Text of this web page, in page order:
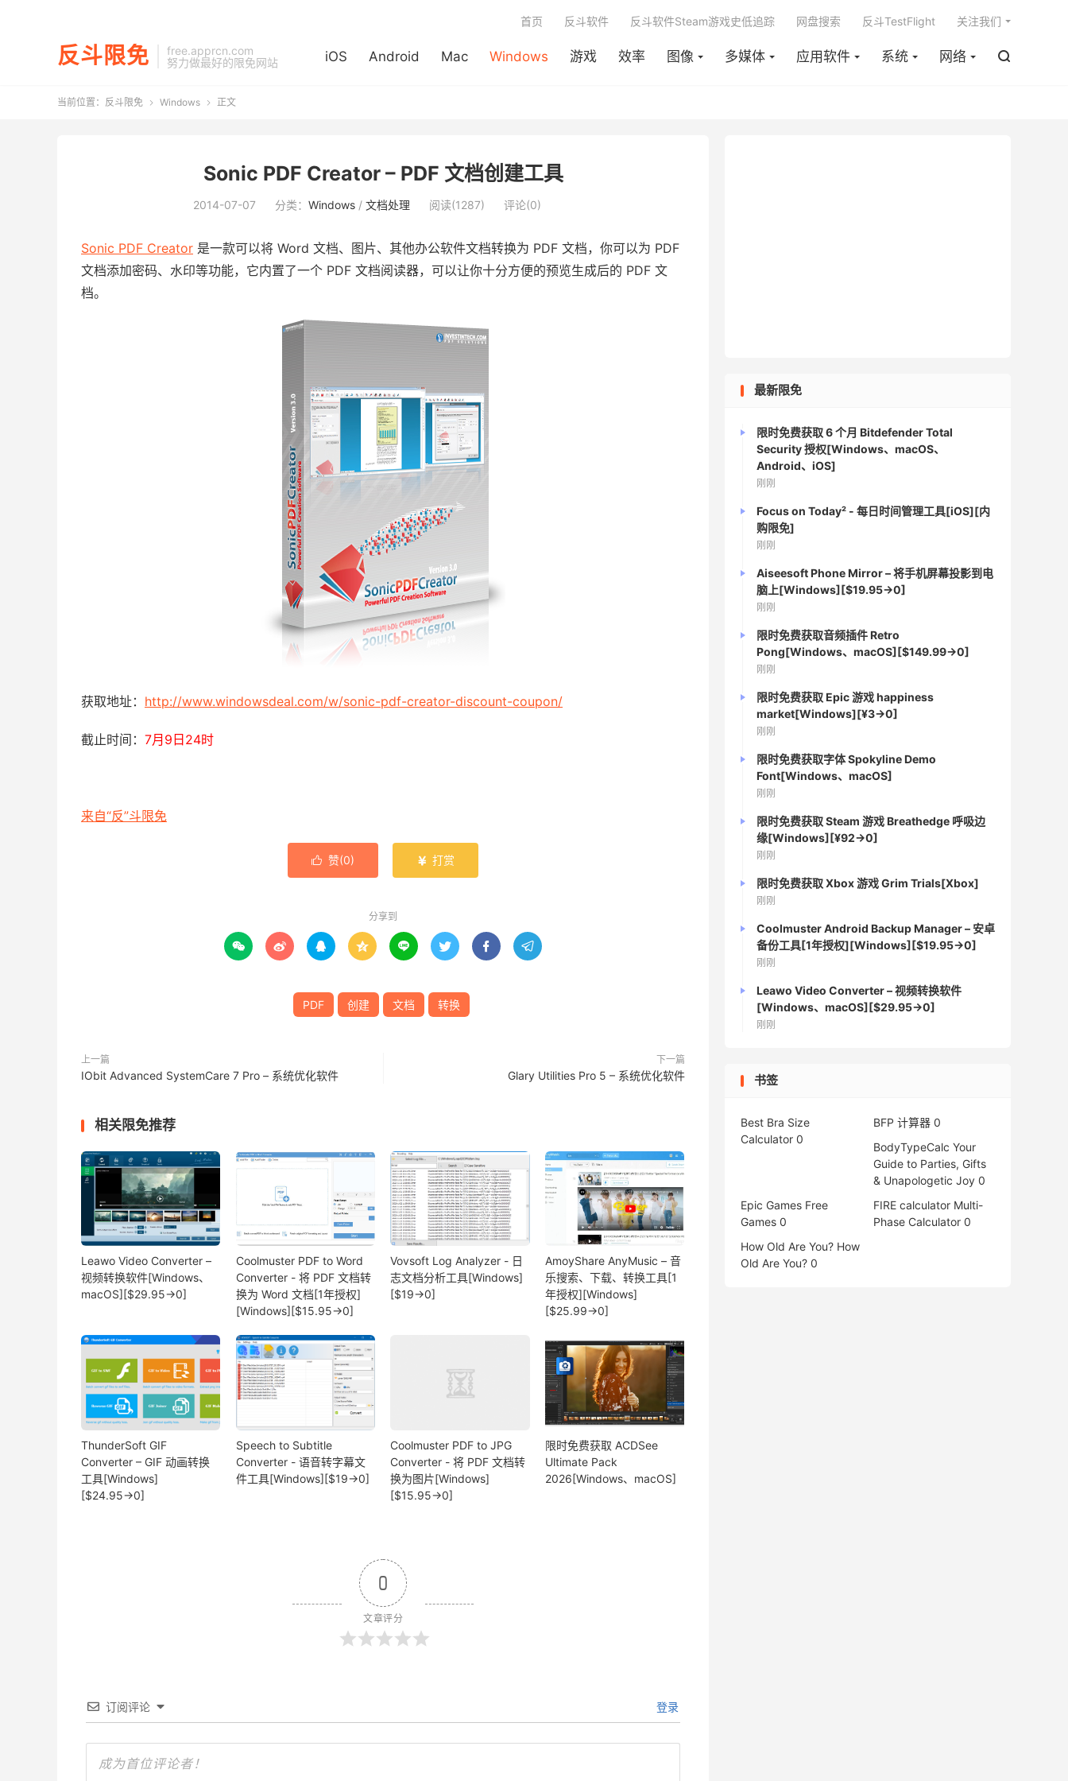
反斗限免
free.apprcn.com
努力做最好的限免网站
iOS Android Mac Windows 游戏 效率 图像 多媒体 应用软件 系统 网络 
首页 反斗软件 反斗软件Steam游戏史低追踪 网盘搜索 反斗TestFlight 关注我们
当前位置： 反斗限免  Windows  正文
Sonic PDF Creator – PDF 文档创建工具
2014-07-07 分类： Windows / 文档处理 阅读(1287) 评论(0)
Sonic PDF Creator 是一款可以将 Word 文档、图片、其他办公软件文档转换为 PDF 文档，你可以为 PDF
文档添加密码、水印等功能，它内置了一个 PDF 文档阅读器，可以让你十分方便的预览生成后的 PDF 文
档。
获取地址： http://www.windowsdeal.com/w/sonic-pdf-creator-discount-coupon/
截止时间： 7月9日24时
来自“反”斗限免
 赞(0)  打赏
分享到
       
PDF 创建 文档 转换
上一篇
IObit Advanced SystemCare 7 Pro – 系统优化软件
下一篇
Glary Utilities Pro 5 – 系统优化软件
相关限免推荐
Leawo Video Converter –
视频转换软件[Windows、
macOS][$29.95→0]
Coolmuster PDF to Word
Converter - 将 PDF 文档转
换为 Word 文档[1年授权]
[Windows][$15.95→0]
Vovsoft Log Analyzer - 日
志文档分析工具[Windows]
[$19→0]
AmoyShare AnyMusic – 音
乐搜索、下载、转换工具[1
年授权][Windows]
[$25.99→0]
ThunderSoft GIF
Converter – GIF 动画转换
工具[Windows]
[$24.95→0]
Speech to Subtitle
Converter - 语音转字幕文
件工具[Windows][$19→0]
Coolmuster PDF to JPG
Converter - 将 PDF 文档转
换为图片[Windows]
[$15.95→0]
限时免费获取 ACDSee
Ultimate Pack
2026[Windows、macOS]
0
文章评分
订阅评论 登录
最新限免
限时免费获取 6 个月 Bitdefender Total
Security 授权[Windows、macOS、
Android、iOS]
刚刚
Focus on Today² - 每日时间管理工具[iOS][内
购限免]
刚刚
Aiseesoft Phone Mirror – 将手机屏幕投影到电
脑上[Windows][$19.95→0]
刚刚
限时免费获取音频插件 Retro
Pong[Windows、macOS][$149.99→0]
刚刚
限时免费获取 Epic 游戏 happiness
market[Windows][¥3→0]
刚刚
限时免费获取字体 Spokyline Demo
Font[Windows、macOS]
刚刚
限时免费获取 Steam 游戏 Breathedge 呼吸边
缘[Windows][¥92→0]
刚刚
限时免费获取 Xbox 游戏 Grim Trials[Xbox]
刚刚
Coolmuster Android Backup Manager – 安卓
备份工具[1年授权][Windows][$19.95→0]
刚刚
Leawo Video Converter – 视频转换软件
[Windows、macOS][$29.95→0]
刚刚
书签
Best Bra Size
Calculator 0
BFP 计算器 0
BodyTypeCalc Your
Guide to Parties, Gifts
& Unapologetic Joy 0
Epic Games Free
Games 0
FIRE calculator Multi-
Phase Calculator 0
How Old Are You? How
Old Are You? 0